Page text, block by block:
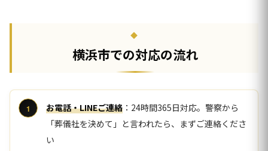
横浜市での対応の流れ
お電話・LINEご連絡 ：24時間365日対応。警察から
「葬儀社を決めて」と言われたら、まずご連絡くださ
い